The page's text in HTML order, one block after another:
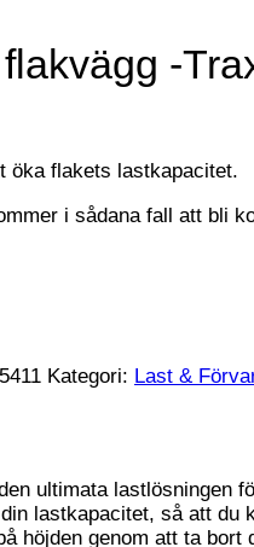
-
öka flakets lastkapacitet.
i sådana fall att bli
Kategori: Last &
ultimata lastlösningen
lastkapacitet, så att
höjden genom att ta